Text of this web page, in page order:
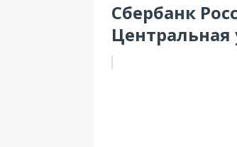
Сбербанк
Центральная